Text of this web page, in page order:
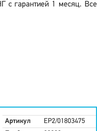
с гарантией 1 месяц. Все
Артикул
EP2/01803475